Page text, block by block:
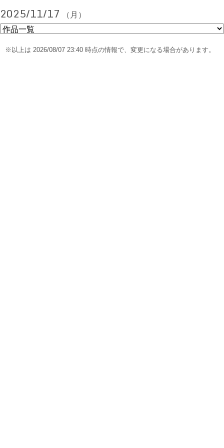
2025/11/17 （月）
※以上は 2026/08/07 23:40 時点の情報で、変更になる場合があります。